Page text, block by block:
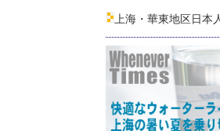
上海・華東地区日